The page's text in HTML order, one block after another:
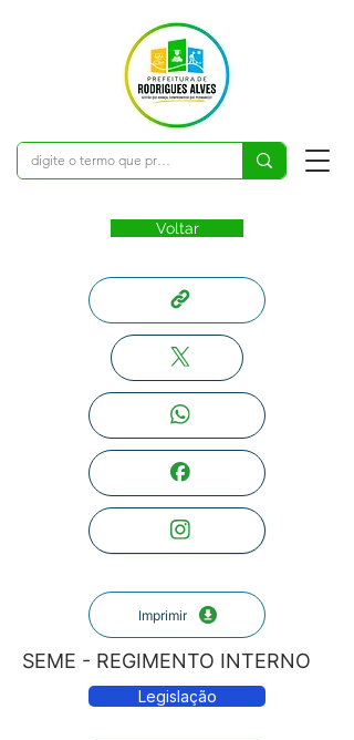
Voltar
Imprimir
SEME - REGIMENTO INTERNO
Legislação